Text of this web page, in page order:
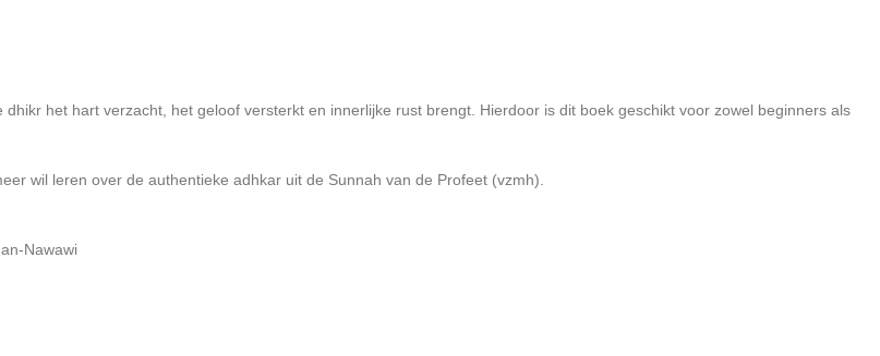
het hart verzacht, het geloof versterkt en innerlijke rust brengt. Hierdoor is dit boek geschikt voor zowel beginners als
wil leren over de authentieke adhkar uit de Sunnah van de Profeet (vzmh).
Nawawi